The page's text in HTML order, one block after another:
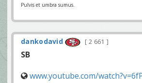
Pulvis et umbra sumus.
dankodavid 2 661
SB
www.youtube.com/